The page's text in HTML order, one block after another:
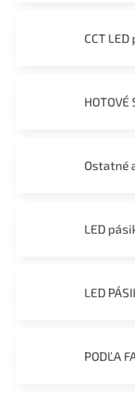
CCT
HOTOVÉ
Ostatné
LED
LED
PODĽA